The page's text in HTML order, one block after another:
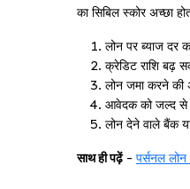
का सिबिल स्कोर अच्छा
लोन पर ब्याज दर
क्रेडिट राशि बढ़
लोन जमा करने की
आवेदक को जल्द से
लोन देने वाले बैंक
साथ ही पढ़ें- पर्सनल